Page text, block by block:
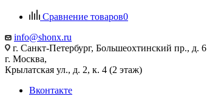
Сравнение товаров0
info@shonx.ru
г. Санкт-Петербург, Большеохтинский пр., д. 6
г. Москва,
Крылатская ул., д. 2, к. 4 (2 этаж)
Вконтакте